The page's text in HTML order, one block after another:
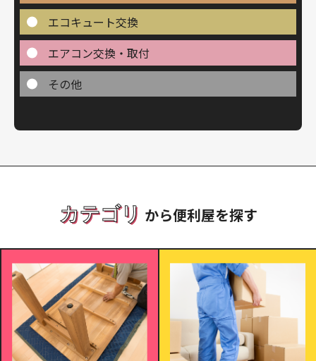
エコキュート交換
エアコン交換・取付
その他
カテゴリ から便利屋を探す